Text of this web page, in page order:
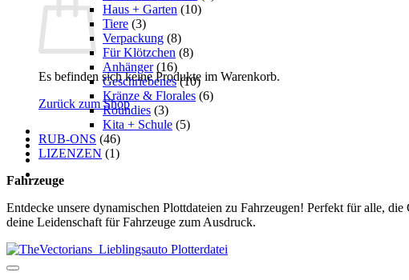
Es befinden sich keine Produkte im Warenkorb.
Zurück zum Shop
Haus + Garten (10)
Tiere (3)
Verpackung (8)
Für Klötzchen (8)
Anhänger (16)
Geschriebenes (10)
Kränze & Florales (6)
Roundies (3)
Kita + Schule (5)
RUB-ONS (46)
LIZENZEN (1)
Fahrzeuge
Entdecke unsere dynamischen Plottdateien zu Fahrzeugen! Perfekt für alle,
deine Leidenschaft für Fahrzeuge zum Ausdruck.